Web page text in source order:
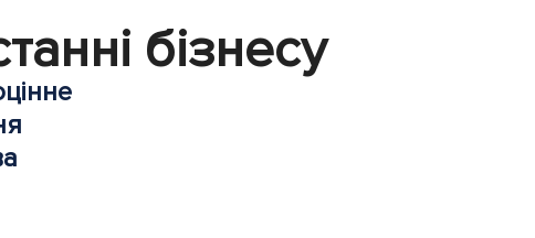
бізнесу